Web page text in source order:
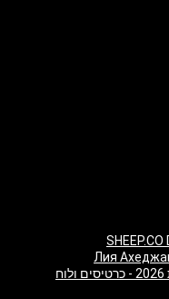
Лия
משופן ועד AC/DC - מופע פסנתר לאור נרות 2026 - כרטיסים ולוח